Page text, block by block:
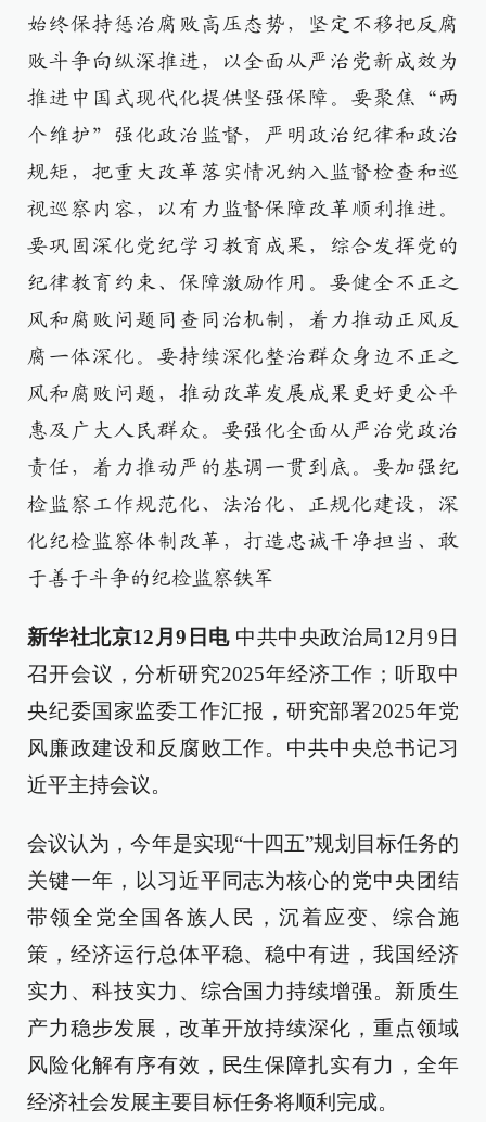
始终保持惩治腐败高压态势，坚定不移把反腐
败斗争向纵深推进，以全面从严治党新成效为
推进中国式现代化提供坚强保障。要聚焦“两
个维护”强化政治监督，严明政治纪律和政治
规矩，把重大改革落实情况纳入监督检查和巡
视巡察内容，以有力监督保障改革顺利推进。
要巩固深化党纪学习教育成果，综合发挥党的
纪律教育约束、保障激励作用。要健全不正之
风和腐败问题同查同治机制，着力推动正风反
腐一体深化。要持续深化整治群众身边不正之
风和腐败问题，推动改革发展成果更好更公平
惠及广大人民群众。要强化全面从严治党政治
责任，着力推动严的基调一贯到底。要加强纪
检监察工作规范化、法治化、正规化建设，深
化纪检监察体制改革，打造忠诚干净担当、敢
于善于斗争的纪检监察铁军
新华社北京12月9日电中共中央政治局12月9日
召开会议，分析研究2025年经济工作；听取中
央纪委国家监委工作汇报，研究部署2025年党
风廉政建设和反腐败工作。中共中央总书记习
近平主持会议。
会议认为，今年是实现“十四五”规划目标任务的
关键一年，以习近平同志为核心的党中央团结
带领全党全国各族人民，沉着应变、综合施
策，经济运行总体平稳、稳中有进，我国经济
实力、科技实力、综合国力持续增强。新质生
产力稳步发展，改革开放持续深化，重点领域
风险化解有序有效，民生保障扎实有力，全年
经济社会发展主要目标任务将顺利完成。